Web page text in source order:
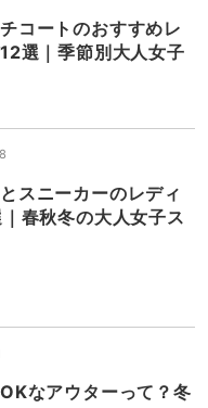
コートのおすすめレ
選｜季節別大人女子
スニーカーのレディ
春秋冬の大人女子ス
なアウターって？冬